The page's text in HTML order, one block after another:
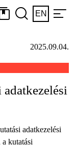
EN
2025.09.04.
adatkezelési
kutatási